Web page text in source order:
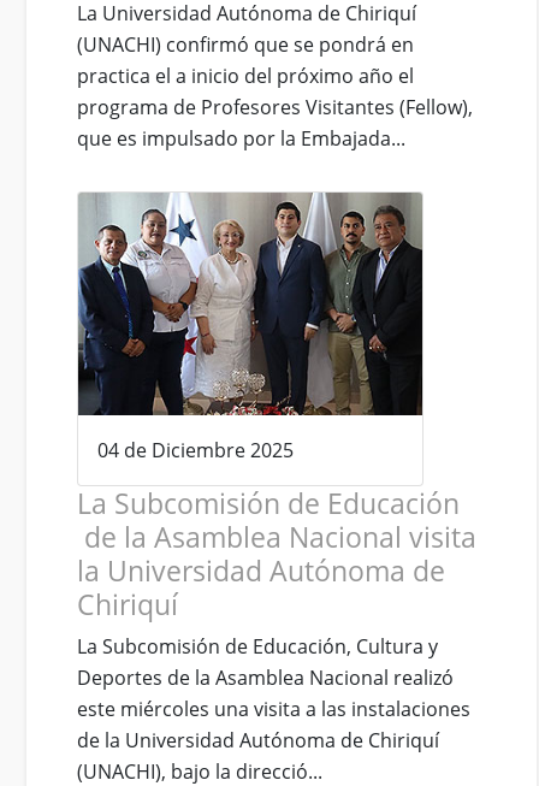
La Universidad Autónoma de Chiriquí
(UNACHI) confirmó que se pondrá en
practica el a inicio del próximo año el
programa de Profesores Visitantes (Fellow),
que es impulsado por la Embajada...
04 de Diciembre 2025
La Subcomisión de Educación
de la Asamblea Nacional visita
la Universidad Autónoma de
Chiriquí
La Subcomisión de Educación, Cultura y
Deportes de la Asamblea Nacional realizó
este miércoles una visita a las instalaciones
de la Universidad Autónoma de Chiriquí
(UNACHI), bajo la direcció...